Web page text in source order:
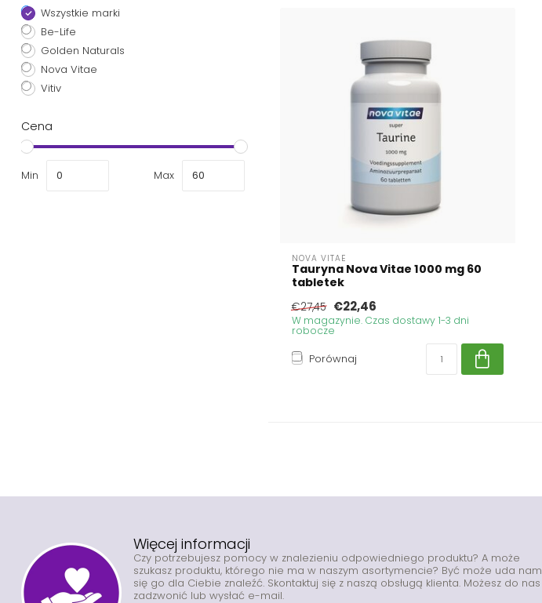
Wszystkie marki
Be-Life
Golden Naturals
Nova Vitae
Vitiv
Cena
Min Max
NOVA VITAE
Tauryna Nova Vitae 1000 mg 60
tabletek
€27,45 €22,46
W magazynie. Czas dostawy 1-3 dni
robocze
Porównaj
Więcej informacji
Czy potrzebujesz pomocy w znalezieniu odpowiedniego produktu? A może
szukasz produktu, którego nie ma w naszym asortymencie? Być może uda nam
się go dla Ciebie znaleźć. Skontaktuj się z naszą obsługą klienta. Możesz do nas
zadzwonić lub wysłać e-mail.